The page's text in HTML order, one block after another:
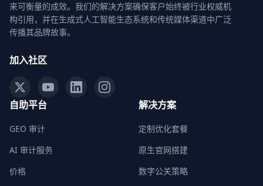
来可衡量的成效。我们的解决方案确保客户始终被行业权威机
构引用，并在生成式人工智能生态系统和传统媒体渠道中广泛
传播其品牌故事。
加入社区
自助平台
GEO 审计
AI 审计服务
价格
解决方案
定制优化套餐
原生官网搭建
数字公关策略